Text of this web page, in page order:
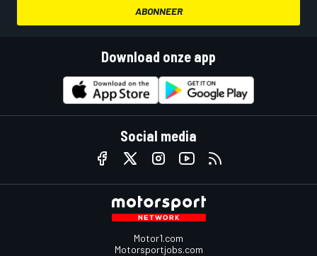
ABONNEER
Download onze app
Social media
Motor1.com
Motorsportjobs.com